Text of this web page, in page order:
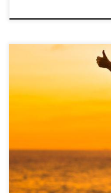
W jaki sposób CBD może
nikotyny? Cannabis,
uzależniającą, w
przekonania te były
że kannabinoid CBD
uzależnieniami!
bardzo uzależnia. Kilka